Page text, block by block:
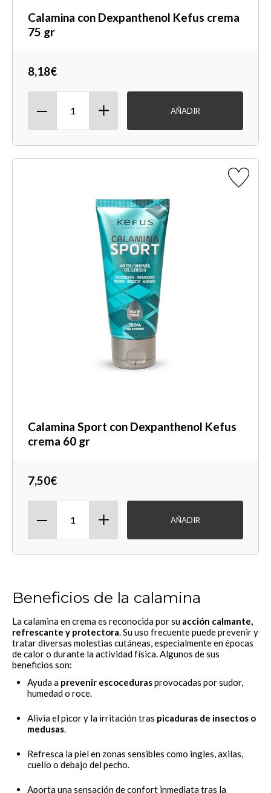
Calamina con Dexpanthenol Kefus crema
75 gr
8,18€
AÑADIR
Calamina Sport con Dexpanthenol Kefus
crema 60 gr
7,50€
AÑADIR
Beneficios de la calamina
La calamina en crema es reconocida por su acción calmante,
refrescante y protectora. Su uso frecuente puede prevenir y
tratar diversas molestias cutáneas, especialmente en épocas
de calor o durante la actividad física. Algunos de sus
beneficios son:
Ayuda a prevenir escocedurasprovocadas por sudor,
humedad o roce.
Alivia el picor y la irritación tras picaduras de insectos o
medusas.
Refresca la piel en zonas sensibles como ingles, axilas,
cuello o debajo del pecho.
Aporta una sensación de confort inmediata tras la